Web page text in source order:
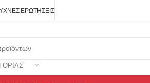
ΕΡΩΤΉΣΕΙΣ